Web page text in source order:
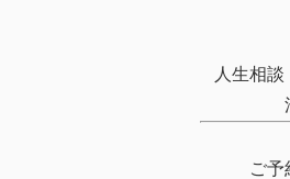
人生相
ご予